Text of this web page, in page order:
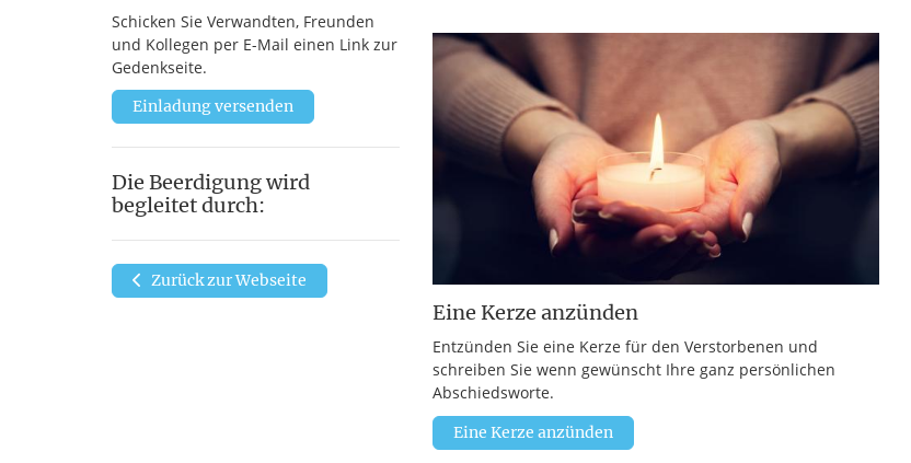
Eine Kerze anzünden
Entzünden Sie eine Kerze für den Verstorbenen und
schreiben Sie wenn gewünscht Ihre ganz persönlichen
Abschiedsworte.
Eine Kerze anzünden
Schicken Sie Verwandten, Freunden
und Kollegen per E-Mail einen Link zur
Gedenkseite.
Einladung versenden
Die Beerdigung wird
begleitet durch:
Zurück zur Webseite